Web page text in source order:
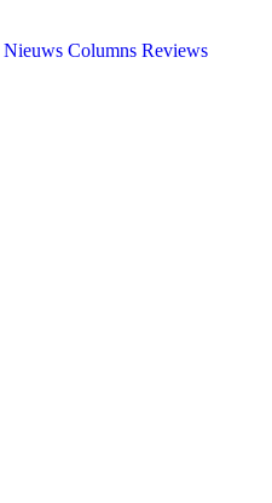
Nieuws Columns Reviews